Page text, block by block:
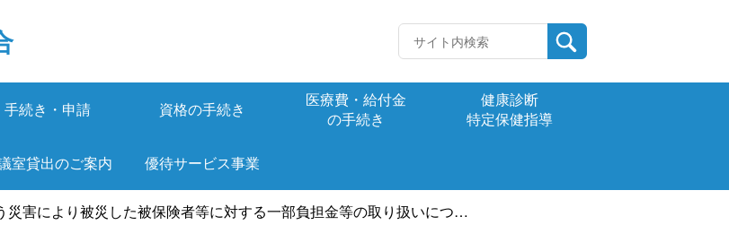
手続き・申請 資格の手続き
医療費・給付金
の手続き
健康診断
特定保健指導
室貸出のご案内 優待サービス事業
害により被災した被保険者等に対する一部負担金等の取り扱いについて